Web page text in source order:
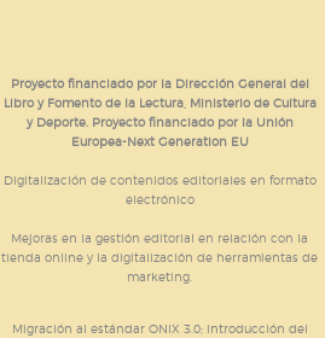
Proyecto financiado por la Dirección General del
Libro y Fomento de la Lectura, Ministerio de Cultura
y Deporte. Proyecto financiado por la Unión
Europea-Next Generation EU
Digitalización de contenidos editoriales en formato
electrónico
Mejoras en la gestión editorial en relación con la
tienda online y la digitalización de herramientas de
marketing.
Migración al estándar ONIX 3.0; introducción del